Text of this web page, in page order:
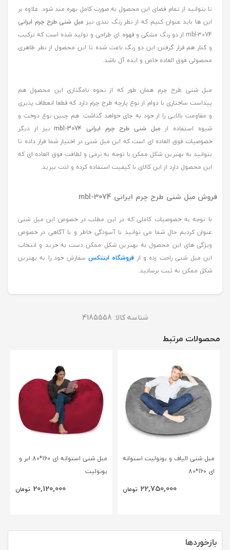
تا بتوانید از تمام فضای این محصول به صورت کامل بهره مند شود. علاوه بر
این ها باید عنوان کنیم که از نظر رنگ بندی نیز مبل شنی طرح چرم ایرانی
mbl-3074 از دو رنگ مشکی و قهوه ای طراحی و تولید شده است که ترکیب
و کنار هم قرار گرفتن این دو رنگ باعث شده تا این محصول از نظر ظاهری
محصولی فوق العاده خاص و ایده آل باشد.
مبل شنی طرح چرم همان طور که از نحوه نامگذاری این محصول هم
پیداست ساختاری با دوام از نوع پارچه طرح چرم دارد که قطعا انعطاف پذیری
و مقاومت بالایی را از خود به جای خواهد گذاشت. هم چنین نوع دوخت و
شیوه استفاده از مبل شنی طرح چرم ایرانی mbl-3074
نیز از دیگر
خصوصیات فوق العاده ای است که این مبل شنی در اختیار شما قرار داده تا
بتوانید به بهترین شکل ممکن با توجه به نرمی و لطافت فوق العاده ای که
این محصول دارد از این کالای با کیفیت استفاده کرده و لذت ببرید.
فروش مبل شنی طرح چرم ایرانی mbl-3074
با توجه به خصوصیات کاملی که در این مطلب در خصوص این مبل شنی
عنوان کردیم حال شما می توانید با آسودگی خاطر و با آگاهی در خصوص
ویژگی های این محصول به بهترین شکل ممکن دست به خرید و انتخاب
این مبل شنی راحت زده و از فروشگاه اینتکس سفارش خود را به بهترین
شکل ممکن به ثبت برسانید.
شناسه کالا: 4185558
محصولات مرتبط
مبل شنی الیاف و یونولیت استوانه
ای 160*80
22,750,000 تومان
مبل شنی استوانه ای 160*80 ابر و
یونولیت
20,120,000 تومان
بازخوردها